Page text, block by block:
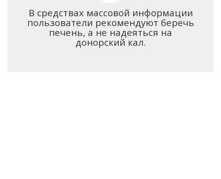
В средствах массовой информации
пользователи рекомендуют беречь
печень, а не надеяться на
донорский кал.